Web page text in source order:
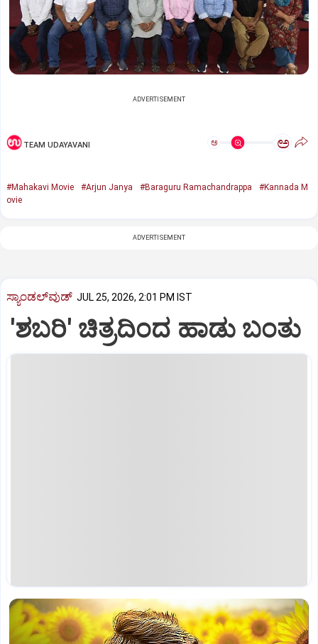
ADVERTISEMENT
TEAM UDAYAVANI ಅ ಅ
#Mahakavi Movie #Arjun Janya #Baraguru Ramachandrappa
#Kannada M
ovie
ADVERTISEMENT
ಸ್ಯಾಂಡಲ್‌ವುಡ್‌ JUL 25, 2026, 2:01 PM IST
'ಶಬರಿ' ಚಿತ್ರದಿಂದ ಹಾಡು ಬಂತು